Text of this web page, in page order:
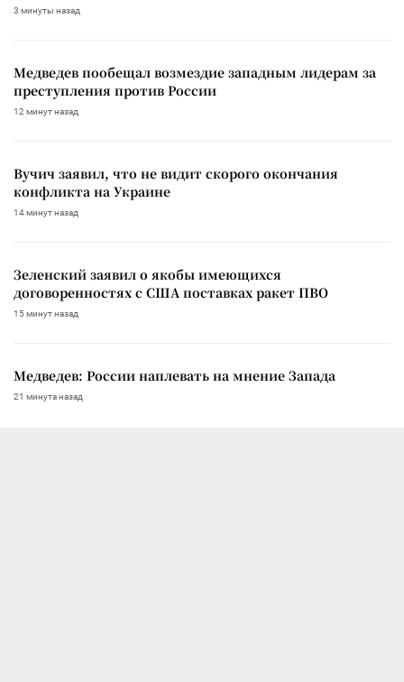
3 минуты назад
Медведев пообещал возмездие западным лидерам за
преступления против России
12 минут назад
Вучич заявил, что не видит скорого окончания
конфликта на Украине
14 минут назад
Зеленский заявил о якобы имеющихся
договоренностях с США поставках ракет ПВО
15 минут назад
Медведев: России наплевать на мнение Запада
21 минута назад